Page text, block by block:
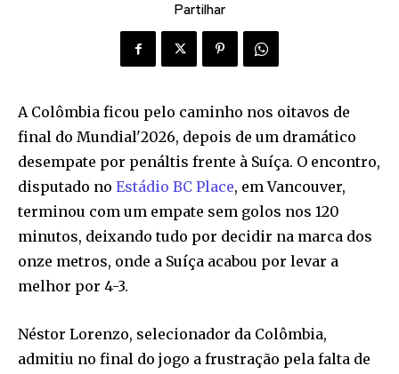
Partilhar
A Colômbia ficou pelo caminho nos oitavos de
final do Mundial'2026, depois de um dramático
desempate por penáltis frente à Suíça. O encontro,
disputado no Estádio BC Place, em Vancouver,
terminou com um empate sem golos nos 120
minutos, deixando tudo por decidir na marca dos
onze metros, onde a Suíça acabou por levar a
melhor por 4-3.
Néstor Lorenzo, selecionador da Colômbia,
admitiu no final do jogo a frustração pela falta de